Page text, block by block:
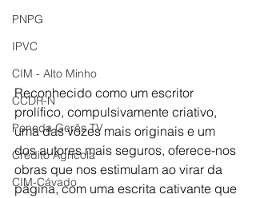
PNPG
IPVC
CIM - Alto Minho
CCDR-N
Peneda Gerês TV
Crédito Agrícola
CIM-Cávado
Reconhecido como um escritor
prolífico, compulsivamente criativo,
uma das vozes mais originais e um
dos autores mais seguros, oferece-nos
obras que nos estimulam ao virar da
página, com uma escrita cativante que